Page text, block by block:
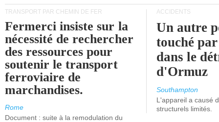
TRANSPORT PAR CHEMIN DE FER
Fermerci insiste sur la
nécessité de rechercher
des ressources pour
soutenir le transport
ferroviaire de
marchandises.
Rome
Document : suite à la remodulation du
ACCIDENTS
Un autre
touché
dans le
d'Ormuz
Southampton
L'appareil a causé
structurels limités.